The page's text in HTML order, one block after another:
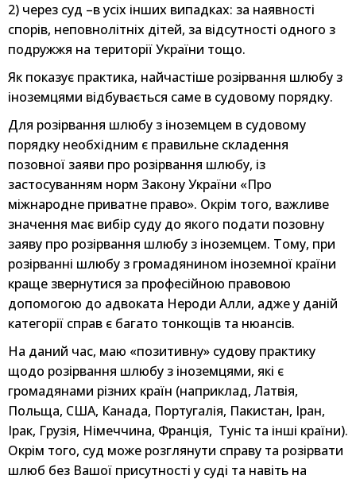
2) через суд –в усіх інших випадках: за наявності
спорів, неповнолітніх дітей, за відсутності одного з
подружжя на території України тощо.
Як показує практика, найчастіше розірвання шлюбу з
іноземцями відбувається саме в судовому порядку.
Для розірвання шлюбу з іноземцем в судовому
порядку необхідним є правильне складення
позовної заяви про розірвання шлюбу, із
застосуванням норм Закону України «Про
міжнародне приватне право». Окрім того, важливе
значення має вибір суду до якого подати позовну
заяву про розірвання шлюбу з іноземцем. Тому, при
розірванні шлюбу з громадянином іноземної країни
краще звернутися за професійною правовою
допомогою до адвоката Нероди Алли, адже у даній
категорії справ є багато тонкощів та нюансів.
На даний час, маю «позитивну» судову практику
щодо розірвання шлюбу з іноземцями, які є
громадянами різних країн (наприклад, Латвія,
Польща, США, Канада, Португалія, Пакистан, Іран,
Ірак, Грузія, Німеччина, Франція, Туніс та інші країни).
Окрім того, суд може розглянути справу та розірвати
шлюб без Вашої присутності у суді та навіть на